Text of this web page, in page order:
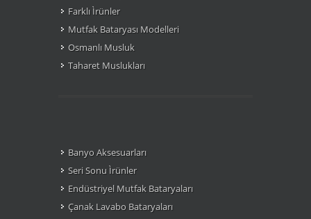
Farklı Ìrünler
Mutfak Bataryası Modelleri
Osmanlı Musluk
Taharet Muslukları
Banyo Aksesuarları
Seri Sonu Ìrünler
Endüstriyel Mutfak Bataryaları
Çanak Lavabo Bataryaları